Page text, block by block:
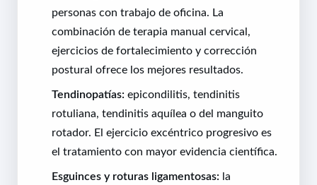
personas con trabajo de oficina. La
combinación de terapia manual cervical,
ejercicios de fortalecimiento y corrección
postural ofrece los mejores resultados.
Tendinopatías: epicondilitis, tendinitis
rotuliana, tendinitis aquílea o del manguito
rotador. El ejercicio excéntrico progresivo es
el tratamiento con mayor evidencia científica.
Esguinces y roturas ligamentosas: la